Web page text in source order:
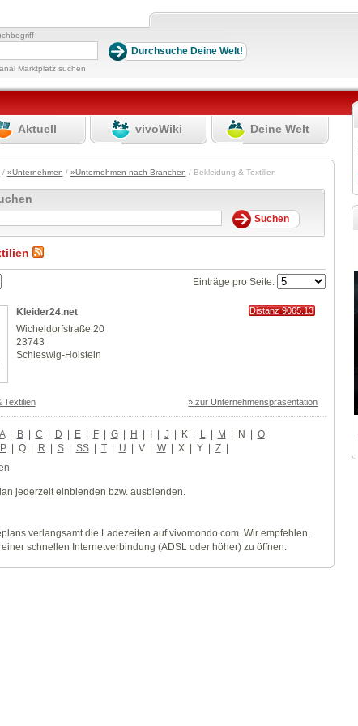
Marktplatz suchen
Aktuell vivoWiki Deine Welt
/ »Unternehmen / »Unternehmen nach Branchen / Bekleidung & Textilien
Einträge pro Seite:
Kleider24.net
Distanz 9065.13
Wicheldorfstraße 20
23743
Schleswig-Holstein
Textilien » zur Unternehmenspräsentation
A | B | C | D | E | F | G | H | I | J | K | L | M | N | O
P | Q | R | S | SS | T | U | V | W | X | Y | Z |
jederzeit einblenden bzw. ausblenden.
verlangsamt die Ladezeiten auf vivomondo.com. Wir empfehlen,
schnellen Internetverbindung (ADSL oder höher) zu öffnen.